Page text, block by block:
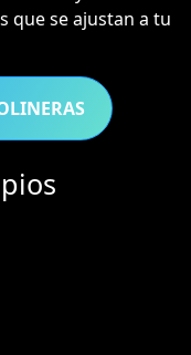
que se ajustan a tu